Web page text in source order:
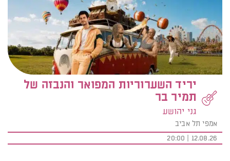
יריד השערוריות המפואר והנבזה של
תמיר בר
גני יהושע
אמפי תל אביב
12.08.26 | 20:00